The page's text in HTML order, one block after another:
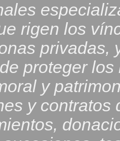
rigen los
privadas,
proteger
y
y contratos